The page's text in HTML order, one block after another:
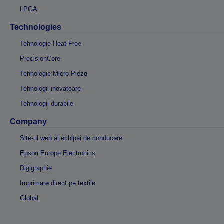
LPGA
Technologies
Tehnologie Heat-Free
PrecisionCore
Tehnologie Micro Piezo
Tehnologii inovatoare
Tehnologii durabile
Company
Site-ul web al echipei de conducere
Epson Europe Electronics
Digigraphie
Imprimare direct pe textile
Global